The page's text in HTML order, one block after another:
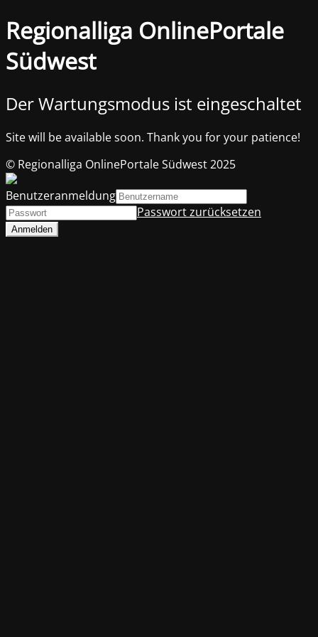
Regionalliga OnlinePortale
Südwest
Der Wartungsmodus ist eingeschaltet
Site will be available soon. Thank you for your patience!
© Regionalliga OnlinePortale Südwest 2025
Benutzeranmeldung
Passwort zurücksetzen